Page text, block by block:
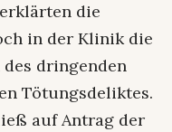
die
in der Klinik die
dringenden
Tötungsdeliktes.
auf Antrag der